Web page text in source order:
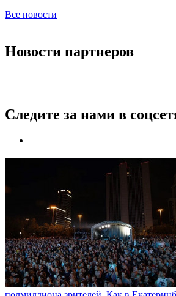
Все новости
Новости партнеров
Следите за нами в